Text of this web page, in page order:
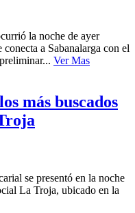
la noche de ayer
a Sabanalarga con el
Ver Mas
más buscados
se presentó en la noche
La Troja, ubicado en la